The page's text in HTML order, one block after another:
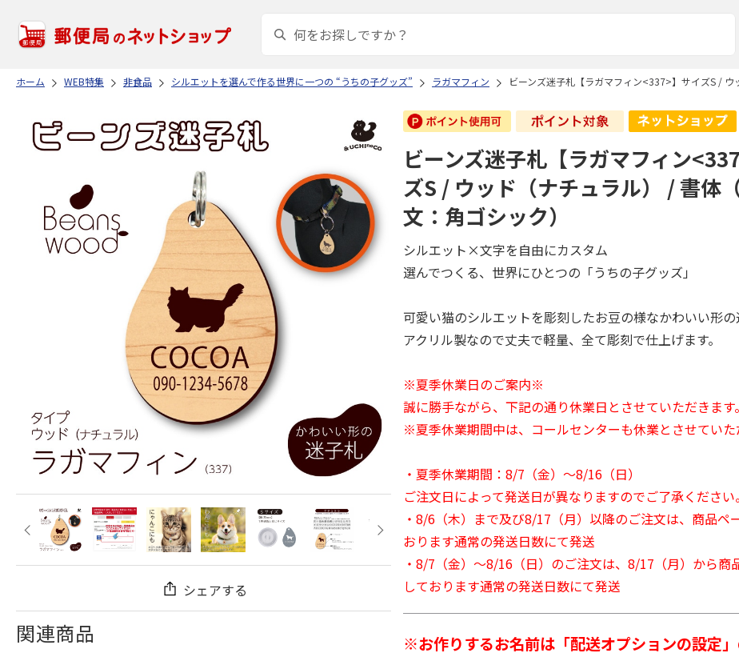
ホーム WEB特集 非食品 シルエットを選んで作る世界に一つの “うちの子グッズ” ラガマフィン ビーンズ迷子札【ラガマフィン<337>】サイズS /
シェアする
関連商品
ビーンズ迷子札【ラガマフィン
ズS / ウッド（ナチュラル） / 書体
文：角ゴシック）
シルエット×文字を自由にカスタム
選んでつくる、世界にひとつの「うちの子グッズ」
可愛い猫のシルエットを彫刻したお豆の様なかわいい形の
アクリル製なので丈夫で軽量、全て彫刻で仕上げます。
※夏季休業日のご案内※
誠に勝手ながら、下記の通り休業日とさせていただきます。
※夏季休業期間中は、コールセンターも休業とさせていた
・夏季休業期間：8/7（金）～8/16（日）
ご注文日によって発送日が異なりますのでご了承ください。
・8/6（木）まで及び8/17（月）以降のご注文は、商品ペ
おります通常の発送日数にて発送
・8/7（金）～8/16（日）のご注文は、8/17（月）から商
しております通常の発送日数にて発送
※お作りするお名前は「配送オプションの設定